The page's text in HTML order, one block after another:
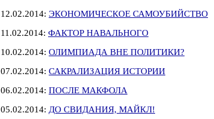
12.02.2014: ЭКОНОМИЧЕСКОЕ САМОУБИЙСТВО
11.02.2014: ФАКТОР НАВАЛЬНОГО
10.02.2014: ОЛИМПИАДА ВНЕ ПОЛИТИКИ?
07.02.2014: САКРАЛИЗАЦИЯ ИСТОРИИ
06.02.2014: ПОСЛЕ МАКФОЛА
05.02.2014: ДО СВИДАНИЯ, МАЙКЛ!